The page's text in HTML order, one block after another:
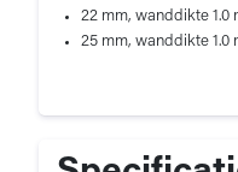
22 mm, wanddikte 1.0
25 mm, wanddikte 1.0